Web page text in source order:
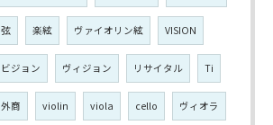
弦 楽絃 ヴァイオリン絃 VISION
ビジョン ヴィジョン リサイタル Ti
外商 violin viola cello ヴィオラ